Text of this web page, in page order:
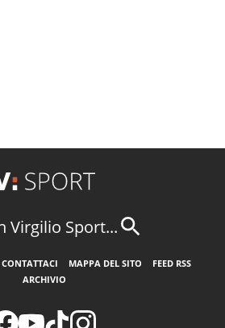
Virgilio Sport...
CONTATTACI MAPPA DEL SITO
FEED RSS
ARCHIVIO